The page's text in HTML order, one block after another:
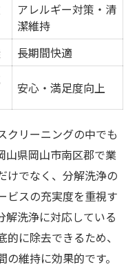
アレルギー対策・清
潔維持
長期間快適
安心・満足度向上
クリーニングの中でも
山県岡山市南区郡で業
けでなく、分解洗浄の
ビスの充実度を重視す
解洗浄に対応している
に除去できるため、
維持に効果的です。